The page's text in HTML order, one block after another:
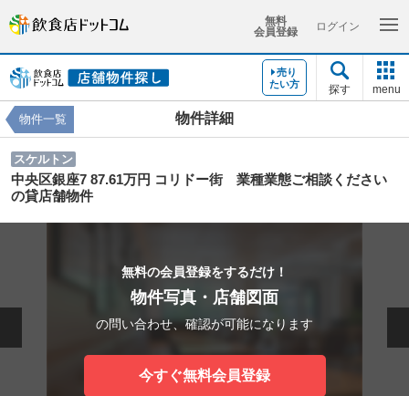
無料
会員登録
ログイン
売り
たい方
探す menu
物件詳細
物件一覧
スケルトン
中央区銀座7 87.61万円 コリドー街 業種業態ご相談ください
の貸店舗物件
無料の会員登録をするだけ！
物件写真・店舗図面
の問い合わせ、確認が可能になります
今すぐ無料会員登録